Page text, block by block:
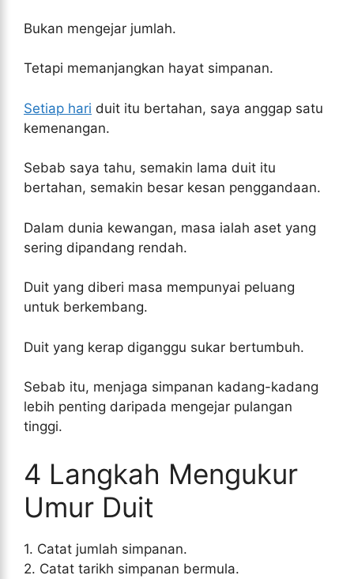
Bukan mengejar jumlah.
Tetapi memanjangkan hayat simpanan.
Setiap hari duit itu bertahan, saya anggap satu
kemenangan.
Sebab saya tahu, semakin lama duit itu
bertahan, semakin besar kesan penggandaan.
Dalam dunia kewangan, masa ialah aset yang
sering dipandang rendah.
Duit yang diberi masa mempunyai peluang
untuk berkembang.
Duit yang kerap diganggu sukar bertumbuh.
Sebab itu, menjaga simpanan kadang-kadang
lebih penting daripada mengejar pulangan
tinggi.
4 Langkah Mengukur
Umur Duit
1. Catat jumlah simpanan.
2. Catat tarikh simpanan bermula.